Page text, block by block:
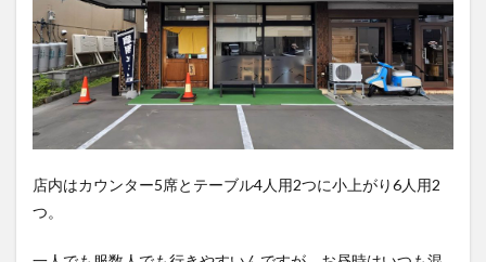
店内はカウンター5席とテーブル4人用2つに小上がり6人用2
つ。